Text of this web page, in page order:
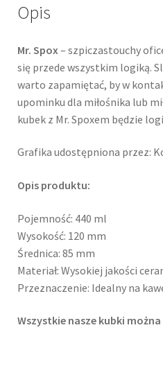
Opis
Mr. Spox – szpiczastouchy
się przede wszystkim logiką.
warto zapamiętać, by w
upominku dla miłośnika lub
kubek z Mr. Spoxem będzie
Grafika udostępniona przez:
Opis produktu:
Pojemność: 440 ml
Wysokość: 120 mm
Średnica: 85 mm
Materiał: Wysokiej jakości
Przeznaczenie: Idealny na
Wszystkie nasze kubki